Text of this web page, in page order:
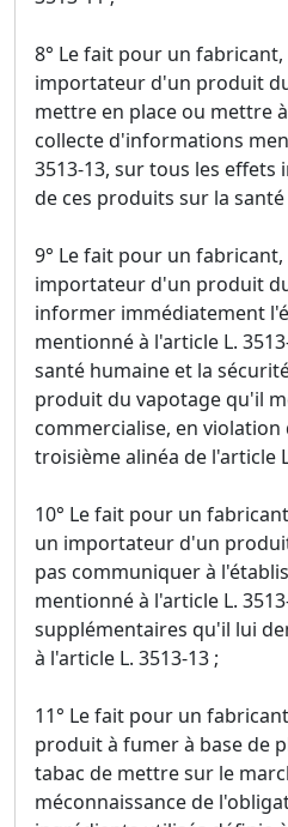
8° Le fait pour un
importateur d'un produit
mettre en place ou mettre
collecte d'informations
3513-13, sur tous les effets
de ces produits sur la
9° Le fait pour un
importateur d'un produit
informer immédiatement
mentionné à l'article L.
santé humaine et la
produit du vapotage qu'il
commercialise, en
troisième alinéa de l'article
10° Le fait pour un
un importateur d'un
pas communiquer à
mentionné à l'article L.
supplémentaires qu'il lui
à l'article L. 3513-13 ;
11° Le fait pour un
produit à fumer à base de
tabac de mettre sur le
méconnaissance de